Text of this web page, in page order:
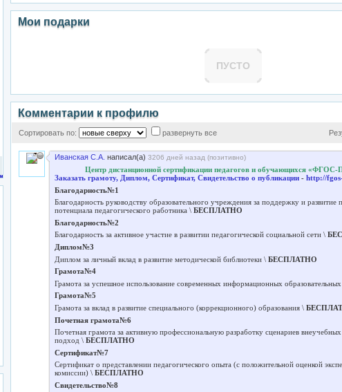
Мои подарки
ПУСТО
Комментарии к профилю
Сортировать по: развернуть все
Иванская С.А. написал(а) 3206 дней назад (позитивно)
Центр дистанционной сертификации педагогов и обучающихся
Заказать грамоту, Диплом, Сертификат, Свидетельство о публикации - http://
Благодарность№1
Благодарность руководству образовательного учреждения за поддержку и развитие
потенциала педагогического работника \ БЕСПЛАТНО
Благодарность№2
Благодарность за активное участие в развитии педагогической социальной сети \
Диплом№3
Диплом за личный вклад в развитие методической библиотеки \ БЕСПЛАТНО
Грамота№4
Грамота за успешное использование современных информационных
Грамота№5
Грамота за вклад в развитие специального (коррекционного) образования \
Почетная грамота№6
Почетная грамота за активную профессиональную разработку сценариев
подход \ БЕСПЛАТНО
Сертификат№7
Сертификат о представлении педагогического опыта (с положительной оценкой
комиссии) \ БЕСПЛАТНО
Свидетельство№8